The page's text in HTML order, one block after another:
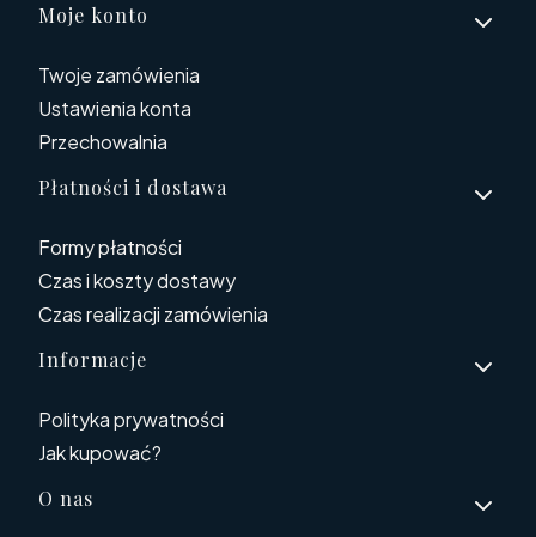
Moje konto
Twoje zamówienia
Ustawienia konta
Przechowalnia
Płatności i dostawa
Formy płatności
Czas i koszty dostawy
Czas realizacji zamówienia
Informacje
Polityka prywatności
Jak kupować?
O nas